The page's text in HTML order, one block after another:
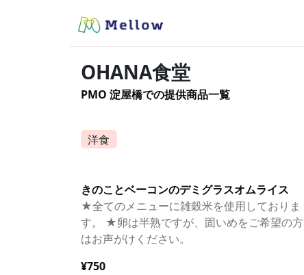
OHANA食堂
PMO 淀屋橋での提供商品一覧
洋食
きのことベーコンのデミグラスオムライス
★全てのメニューに雑穀米を使用しておりま
す。 ★卵は半熟ですが、固いめをご希望の方
はお声がけください。
¥750